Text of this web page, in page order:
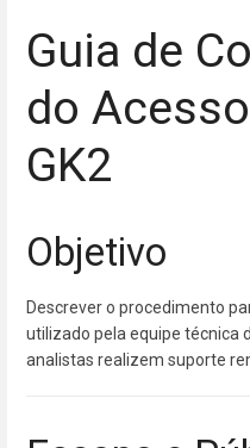
Guia de
do
GK2
Objetivo
Descrever o procedimento
utilizado pela equipe técnica
analistas realizem suporte